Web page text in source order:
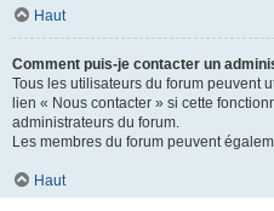
Haut
Comment puis-je contacter un
Tous les utilisateurs du forum peuvent
lien « Nous contacter » si cette
administrateurs du forum.
Les membres du forum peuvent
Haut